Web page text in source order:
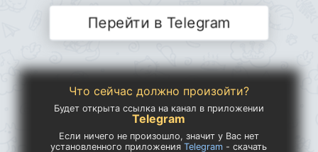
Перейти в Telegram
Что сейчас должно произойти?
Будет открыта ссылка на канал в приложении
Telegram
Если ничего не произошло, значит у Вас нет
установленного приложенияTelegram - скачать